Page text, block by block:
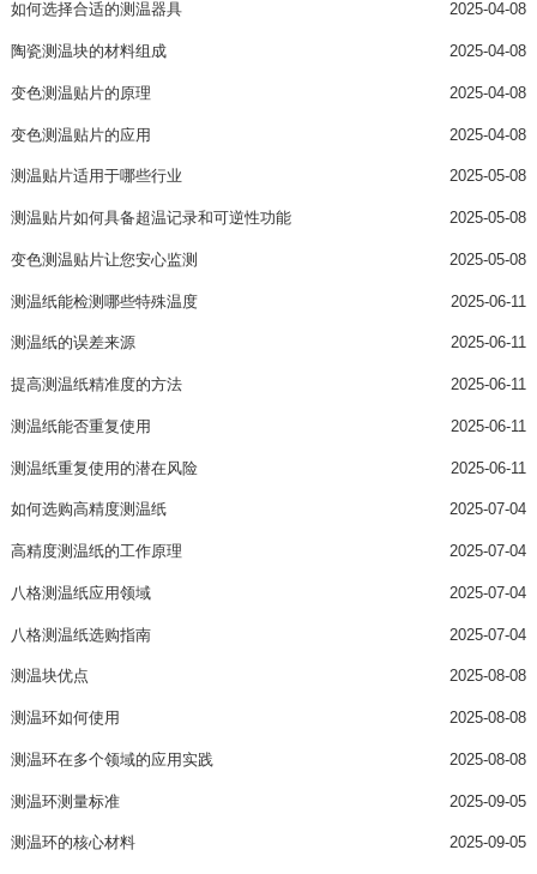
如何选择合适的测温器具 2025-04-08
陶瓷测温块的材料组成 2025-04-08
变色测温贴片的原理 2025-04-08
变色测温贴片的应用 2025-04-08
测温贴片适用于哪些行业 2025-05-08
测温贴片如何具备超温记录和可逆性功能 2025-05-08
变色测温贴片让您安心监测 2025-05-08
测温纸能检测哪些特殊温度 2025-06-11
测温纸的误差来源 2025-06-11
提高测温纸精准度的方法 2025-06-11
测温纸能否重复使用 2025-06-11
测温纸重复使用的潜在风险 2025-06-11
如何选购高精度测温纸 2025-07-04
高精度测温纸的工作原理 2025-07-04
八格测温纸应用领域 2025-07-04
八格测温纸选购指南 2025-07-04
测温块优点 2025-08-08
测温环如何使用 2025-08-08
测温环在多个领域的应用实践 2025-08-08
测温环测量标准 2025-09-05
测温环的核心材料 2025-09-05